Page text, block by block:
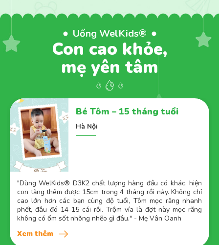
Uống WelKids®
Con cao khỏe,
mẹ yên tâm
Bé Tôm – 15 tháng tuổi
Hà Nội
"Dùng WelKids® D3K2 chất lượng hàng đầu có khác, hiện
con tăng thêm được 15cm trong 4 tháng rồi này. Không chỉ
cao lớn hơn các bạn cùng độ tuổi, Tôm mọc răng nhanh
phết, đâu đó 14-15 cái rồi. Trộm vía là đợt này mọc răng
không có ốm sốt nhõng nhẽo gì đâu." - Mẹ Vân Oanh
Xem thêm